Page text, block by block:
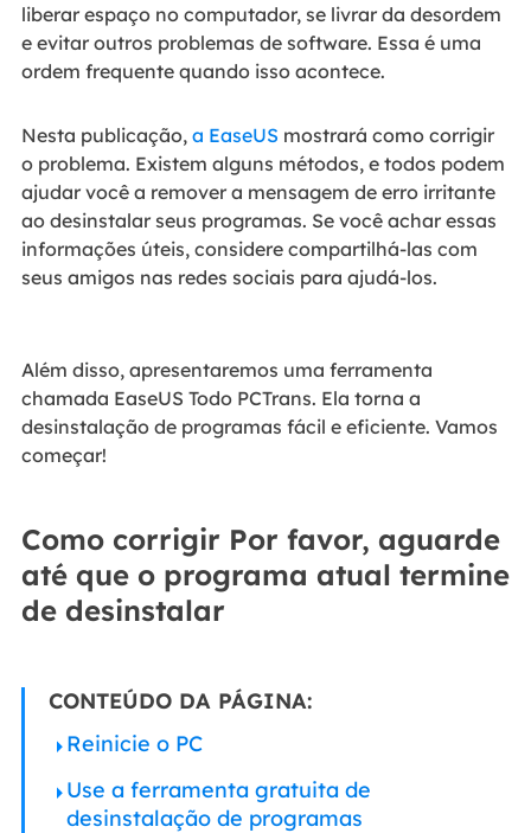
liberar espaço no computador, se livrar da desordem
e evitar outros problemas de software. Essa é uma
ordem frequente quando isso acontece.
Nesta publicação, a EaseUS mostrará como corrigir
o problema. Existem alguns métodos, e todos podem
ajudar você a remover a mensagem de erro irritante
ao desinstalar seus programas. Se você achar essas
informações úteis, considere compartilhá-las com
seus amigos nas redes sociais para ajudá-los.
Além disso, apresentaremos uma ferramenta
chamada EaseUS Todo PCTrans. Ela torna a
desinstalação de programas fácil e eficiente. Vamos
começar!
Como corrigir Por favor, aguarde
até que o programa atual termine
de desinstalar
CONTEÚDO DA PÁGINA:
Reinicie o PC
Use a ferramenta gratuita de
desinstalação de programas